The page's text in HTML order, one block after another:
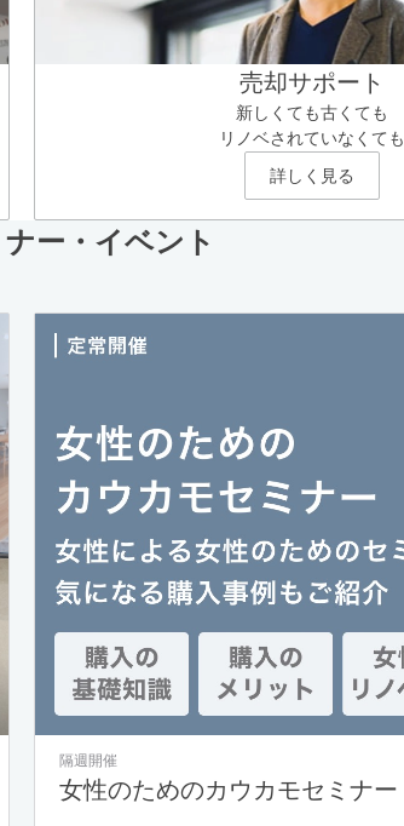
売却サポート
新しくても古くても
リノベされていなくても
詳しく見る
ー・イベント
隔週開催
女性のためのカウカモセミナー